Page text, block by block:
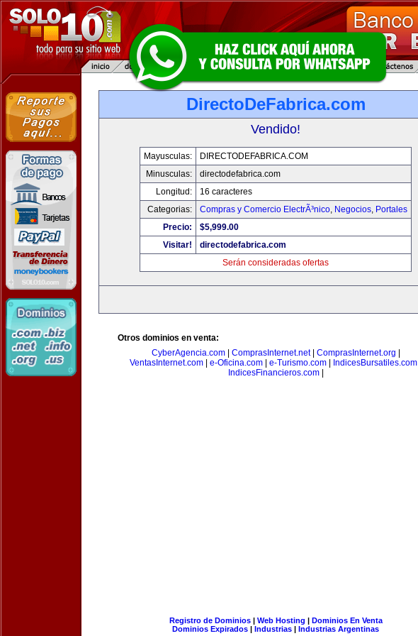
DirectoDeFabrica.com
Vendido!
Mayusculas:
DIRECTODEFABRICA.COM
Minusculas:
directodefabrica.com
Longitud:
16 caracteres
Categorias:
Compras y Comercio ElectrÃ³nico, Negocios, Portales
Precio:
$5,999.00
Visitar!
directodefabrica.com
Serán consideradas ofertas
Otros dominios en venta:
CyberAgencia.com| ComprasInternet.net| ComprasInternet.org
VentasInternet.com
e-Oficina.com e-Turismo.com IndicesBursatiles.com
IndicesFinancieros.com|
Registro de Dominios| Web Hosting | Dominios En Venta
Dominios Expirados | Industrias | Industrias Argentinas